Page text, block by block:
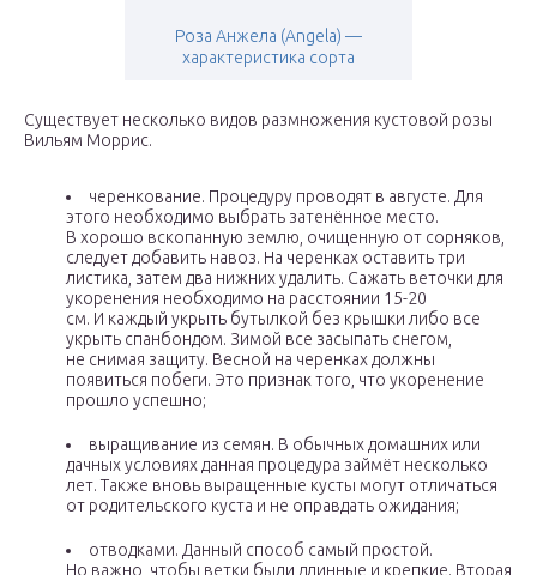
Роза Анжела (Angela) —
характеристика сорта
Существует несколько видов размножения кустовой розы
Вильям Моррис.
черенкование. Процедуру проводят в августе. Для
этого необходимо выбрать затенённое место.
В хорошо вскопанную землю, очищенную от сорняков,
следует добавить навоз. На черенках оставить три
листика, затем два нижних удалить. Сажать веточки для
укоренения необходимо на расстоянии 15-20
см. И каждый укрыть бутылкой без крышки либо все
укрыть спанбондом. Зимой все засыпать снегом,
не снимая защиту. Весной на черенках должны
появиться побеги. Это признак того, что укоренение
прошло успешно;
выращивание из семян. В обычных домашних или
дачных условиях данная процедура займёт несколько
лет. Также вновь выращенные кусты могут отличаться
от родительского куста и не оправдать ожидания;
отводками. Данный способ самый простой.
Но важно, чтобы ветки были длинные и крепкие. Вторая